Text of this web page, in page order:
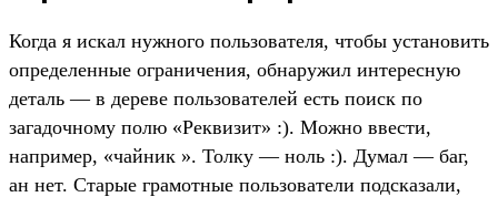
Когда я искал нужного пользователя, чтобы установить
определенные ограничения, обнаружил интересную
деталь — в дереве пользователей есть поиск по
загадочному полю «Реквизит» :). Можно ввести,
например, «чайник ». Толку — ноль :). Думал — баг,
ан нет. Старые грамотные пользователи подсказали,